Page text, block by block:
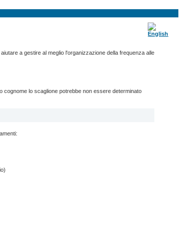
a gestire al meglio l'organizzazione della frequenza alle
cognome lo scaglione potrebbe non essere determinato